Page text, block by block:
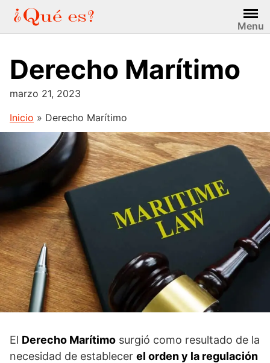
Saltar
contenido
Menu
Derecho Marítimo
marzo 21, 2023
Inicio » Derecho Marítimo
El Derecho Marítimo surgió como resultado de la
necesidad de establecer el orden y la regulación